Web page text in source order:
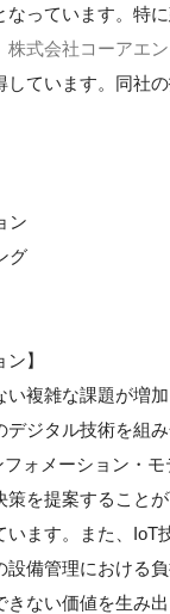
っています。特
株式会社コーアエ
ています。同社
ン
グ
】
複雑な課題が増
ジタル技術を組
ォメーション・
を提案すること
ます。また、IoT
備管理における
ない価値を生み出